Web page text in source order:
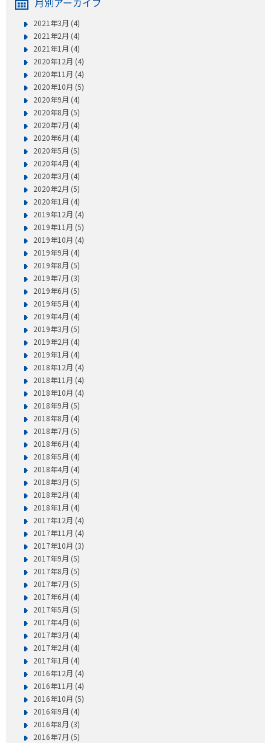
2021年3月 (4)
2021年2月 (4)
2021年1月 (4)
2020年12月 (4)
2020年11月 (4)
2020年10月 (5)
2020年9月 (4)
2020年8月 (5)
2020年7月 (4)
2020年6月 (4)
2020年5月 (5)
2020年4月 (4)
2020年3月 (4)
2020年2月 (5)
2020年1月 (4)
2019年12月 (4)
2019年11月 (5)
2019年10月 (4)
2019年9月 (4)
2019年8月 (5)
2019年7月 (3)
2019年6月 (5)
2019年5月 (4)
2019年4月 (4)
2019年3月 (5)
2019年2月 (4)
2019年1月 (4)
2018年12月 (4)
2018年11月 (4)
2018年10月 (4)
2018年9月 (5)
2018年8月 (4)
2018年7月 (5)
2018年6月 (4)
2018年5月 (4)
2018年4月 (4)
2018年3月 (5)
2018年2月 (4)
2018年1月 (4)
2017年12月 (4)
2017年11月 (4)
2017年10月 (3)
2017年9月 (5)
2017年8月 (5)
2017年7月 (5)
2017年6月 (4)
2017年5月 (5)
2017年4月 (6)
2017年3月 (4)
2017年2月 (4)
2017年1月 (4)
2016年12月 (4)
2016年11月 (4)
2016年10月 (5)
2016年9月 (4)
2016年8月 (3)
2016年7月 (5)